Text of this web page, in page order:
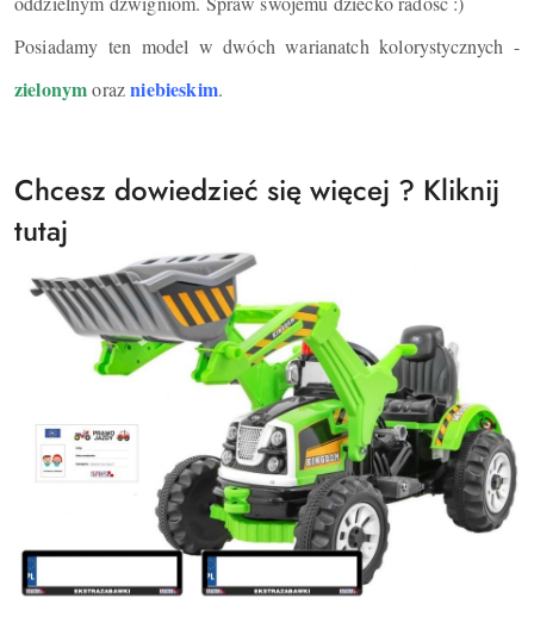
Posiadamy ten model w dwóch warianatch kolorystycznych -
zielonymorazniebieskim.
Chcesz dowiedzieć się więcej ? Kliknij
tutaj